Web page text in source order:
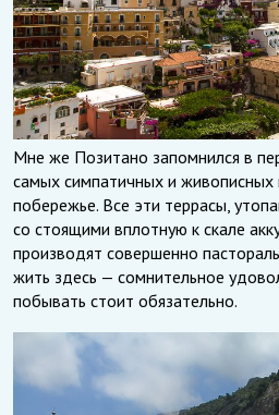
Мне же Позитано запомнился в
самых симпатичных и живописных
побережье. Все эти террасы,
со стоящими вплотную к скале
производят совершенно
жить здесь — сомнительное
побывать стоит обязательно.